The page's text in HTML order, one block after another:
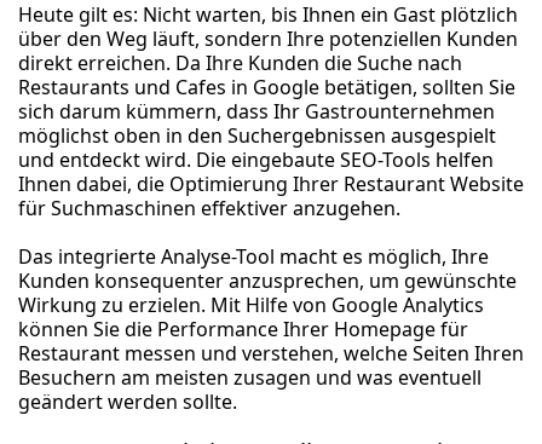
Heute gilt es: Nicht warten, bis Ihnen ein Gast plötzlich
über den Weg läuft, sondern Ihre potenziellen Kunden
direkt erreichen. Da Ihre Kunden die Suche nach
Restaurants und Cafes in Google betätigen, sollten Sie
sich darum kümmern, dass Ihr Gastrounternehmen
möglichst oben in den Suchergebnissen ausgespielt
und entdeckt wird. Die eingebaute SEO-Tools helfen
Ihnen dabei, die Optimierung Ihrer Restaurant Website
für Suchmaschinen effektiver anzugehen.
Das integrierte Analyse-Tool macht es möglich, Ihre
Kunden konsequenter anzusprechen, um gewünschte
Wirkung zu erzielen. Mit Hilfe von Google Analytics
können Sie die Performance Ihrer Homepage für
Restaurant messen und verstehen, welche Seiten Ihren
Besuchern am meisten zusagen und was eventuell
geändert werden sollte.